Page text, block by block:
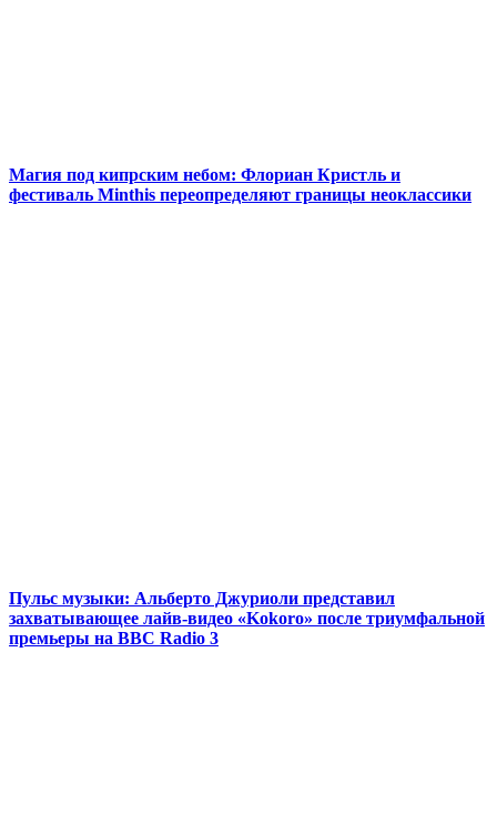
Магия под кипрским небом: Флориан Кристль и
фестиваль Minthis переопределяют границы неоклассики
Пульс музыки: Альберто Джуриоли представил
захватывающее лайв-видео «Kokoro» после триумфальной
премьеры на BBC Radio 3